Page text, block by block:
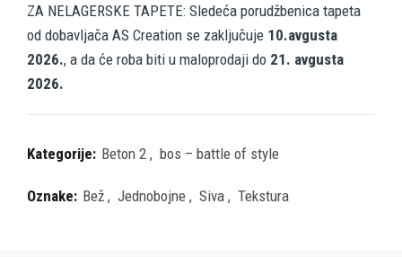
ZA NELAGERSKE TAPETE: Sledeća porudžbenica tapeta
od dobavljača AS Creation se zaključuje 10.avgusta
2026., a da će roba biti u maloprodaji do 21. avgusta
2026.
Kategorije: Beton 2 , bos – battle of style
Oznake: Bež , Jednobojne , Siva , Tekstura